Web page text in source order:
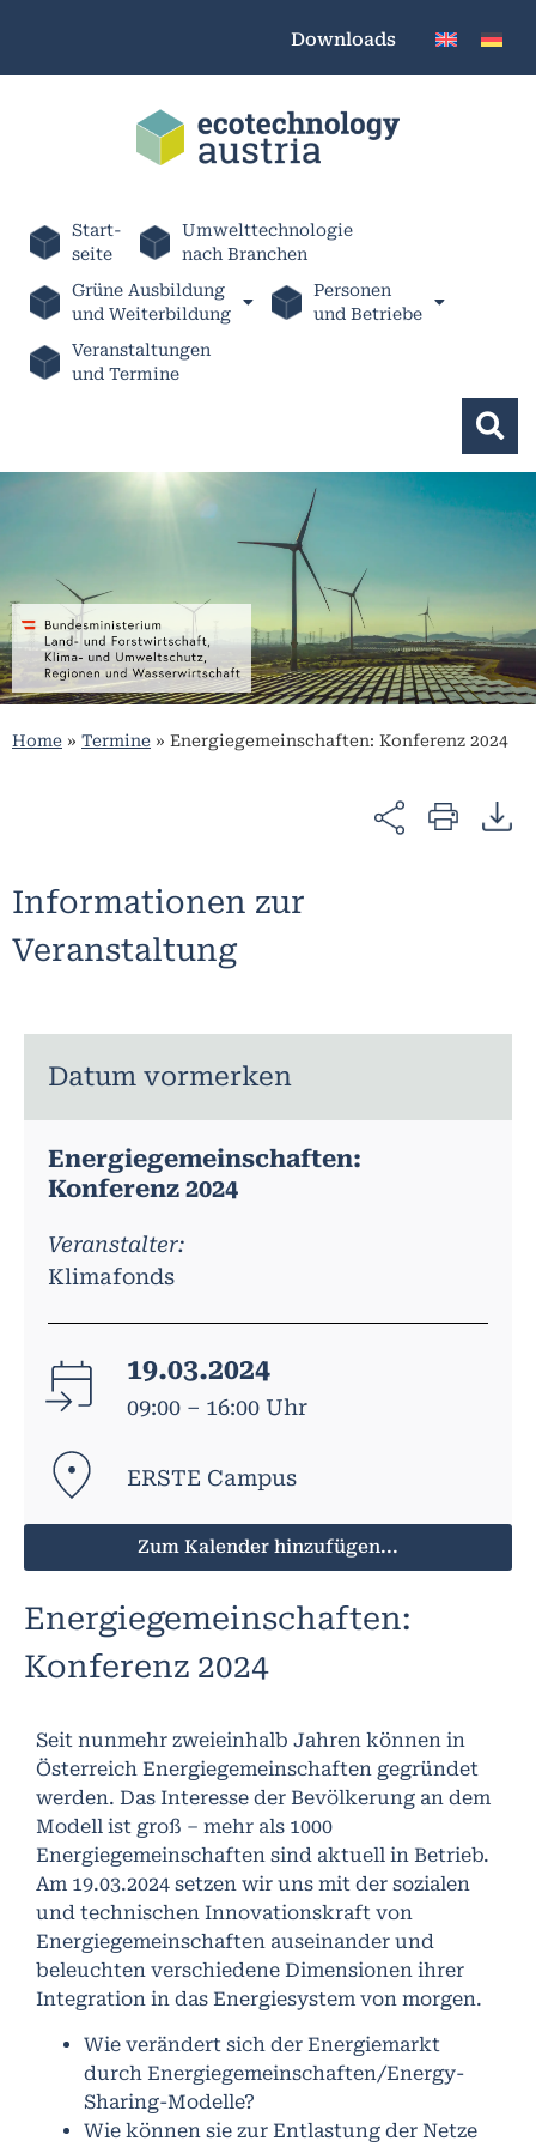
Downloads
Start-
seite
Umwelttechnologie
nach Branchen
Grüne Ausbildung
und Weiterbildung
Personen
und Betriebe
Veranstaltungen
und Termine
Home » Termine » Energiegemeinschaften: Konferenz 2024
Informationen zur
Veranstaltung
Datum vormerken
Energiegemeinschaften:
Konferenz 2024
Veranstalter:
Klimafonds
19.03.2024
09:00 – 16:00 Uhr
ERSTE Campus
Zum Kalender hinzufügen...
Energiegemeinschaften:
Konferenz 2024
Seit nunmehr zweieinhalb Jahren können in
Österreich Energiegemeinschaften gegründet
werden. Das Interesse der Bevölkerung an dem
Modell ist groß – mehr als 1000
Energiegemeinschaften sind aktuell in Betrieb.
Am 19.03.2024 setzen wir uns mit der sozialen
und technischen Innovationskraft von
Energiegemeinschaften auseinander und
beleuchten verschiedene Dimensionen ihrer
Integration in das Energiesystem von morgen.
Wie verändert sich der Energiemarkt
durch Energiegemeinschaften/Energy-
Sharing-Modelle?
Wie können sie zur Entlastung der Netze